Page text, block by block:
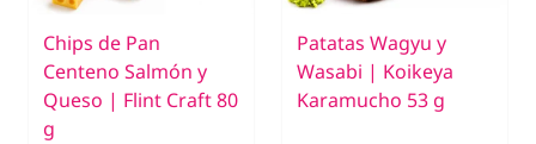
Chips de Pan
Centeno Salmón y
Queso | Flint Craft 80
g
Patatas Wagyu y
Wasabi | Koikeya
Karamucho 53 g